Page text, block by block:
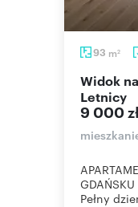
93 m2
Widok na Trójmiasto! 93 m2 w Gdańsku
Letnicy
9 000
Pełny